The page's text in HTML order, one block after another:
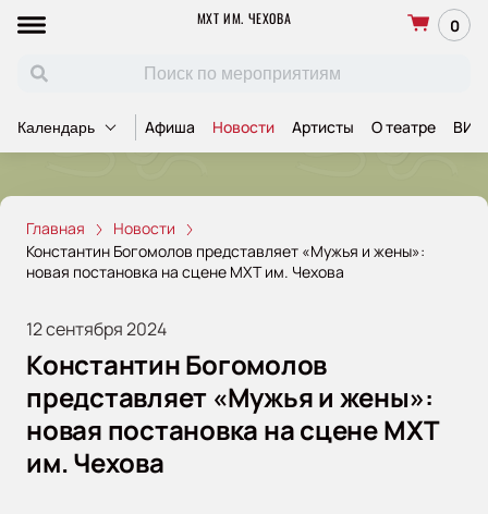
МХТ ИМ. ЧЕХОВА 0
Календарь Афиша Новости Артисты О театре ВИП
Главная
Новости
Константин Богомолов представляет «Мужья и жены»:
новая постановка на сцене МХТ им. Чехова
12 сентября 2024
Константин Богомолов
представляет «Мужья и жены»:
новая постановка на сцене МХТ
им. Чехова